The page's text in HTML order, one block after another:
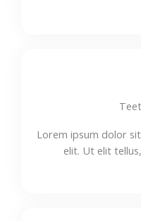
Lorem ipsum dolor
elit. Ut elit